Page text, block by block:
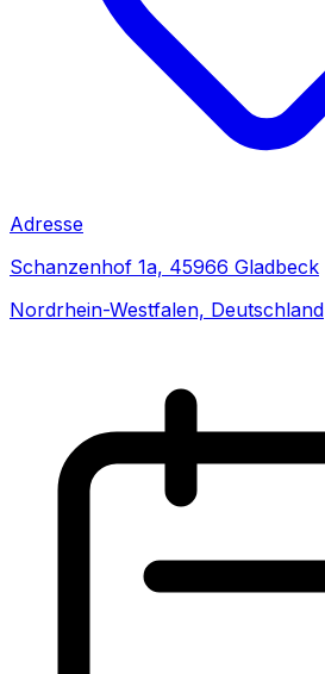
Adresse
Schanzenhof 1a, 45966 Gladbeck
Nordrhein-Westfalen, Deutschland